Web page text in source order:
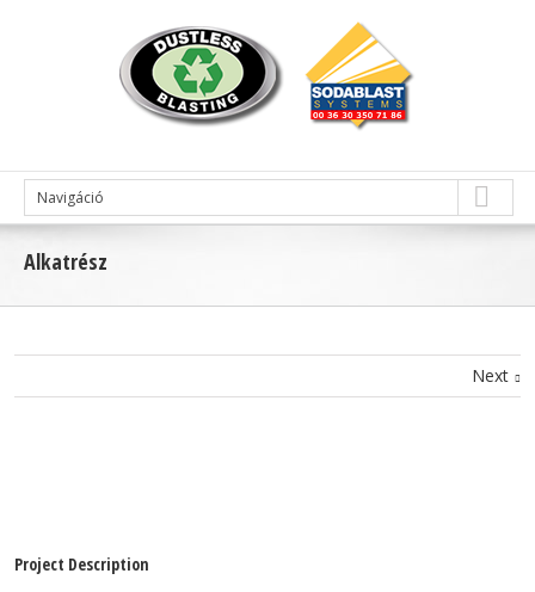
Navigáció
Alkatrész
Next
Project Description